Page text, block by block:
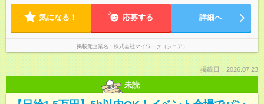
気になる！ 応募する 詳細へ
掲載元企業名 株式会社マイワーク（シニア）
掲載日：2026.07.23
未読